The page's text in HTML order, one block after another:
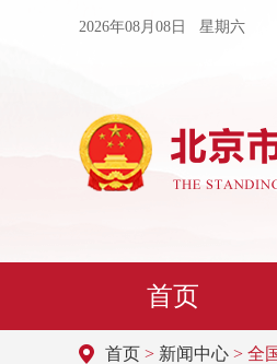
2026年08月08日 星期六
首页
首页 > 新闻中心 > 全